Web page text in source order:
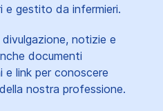
e gestito da infermieri.
notizie e
documenti
e link per conoscere
nostra professione.